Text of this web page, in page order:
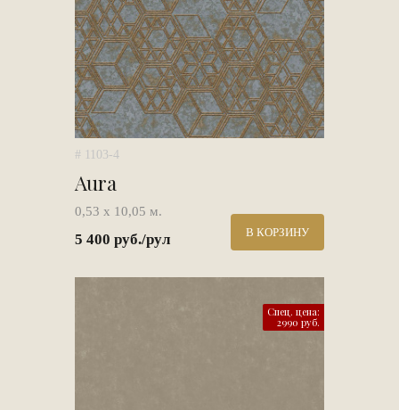
# 1103-4
Aura
0,53 х 10,05 м.
5 400 руб./рул В КОРЗИНУ
Спец. цена:
2990 руб.